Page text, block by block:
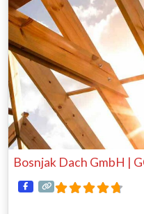
Bosnjak Dach GmbH |